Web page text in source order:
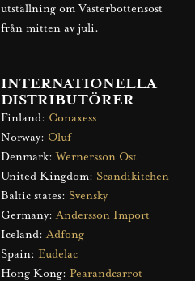
utställning om Västerbottensost
från mitten av juli.
INTERNATIONELLA
DISTRIBUTÖRER
Finland: Conaxess
Norway: Oluf
Denmark:Wernersson Ost
United Kingdom: Scandikitchen
Baltic states: Svensky
Germany:Andersson Import
Iceland:Adfong
Spain: Eudelac
Hong Kong: Pearandcarrot